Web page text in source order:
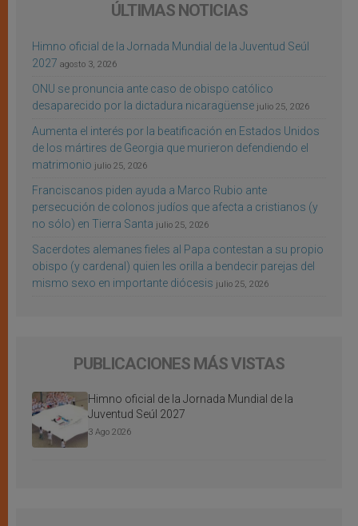
ÚLTIMAS NOTICIAS
Himno oficial de la Jornada Mundial de la Juventud Seúl
2027 agosto 3, 2026
ONU se pronuncia ante caso de obispo católico
desaparecido por la dictadura nicaragüense julio 25, 2026
Aumenta el interés por la beatificación en Estados Unidos
de los mártires de Georgia que murieron defendiendo el
matrimonio julio 25, 2026
Franciscanos piden ayuda a Marco Rubio ante
persecución de colonos judíos que afecta a cristianos (y
no sólo) en Tierra Santa julio 25, 2026
Sacerdotes alemanes fieles al Papa contestan a su propio
obispo (y cardenal) quien les orilla a bendecir parejas del
mismo sexo en importante diócesis julio 25, 2026
PUBLICACIONES MÁS VISTAS
Himno oficial de la Jornada Mundial de la
Juventud Seúl 2027
3 Ago 2026